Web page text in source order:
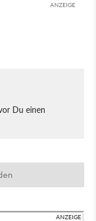
ANZEIGE
Du einen